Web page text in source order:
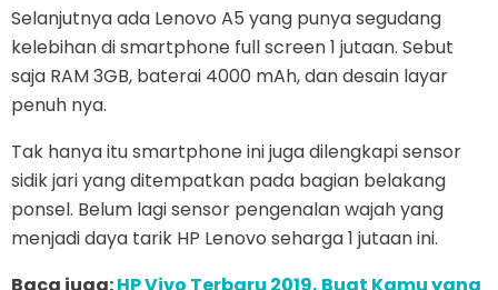
Selanjutnya ada Lenovo A5 yang punya segudang
kelebihan di smartphone full screen 1 jutaan. Sebut
saja RAM 3GB, baterai 4000 mAh, dan desain layar
penuh nya.
Tak hanya itu smartphone ini juga dilengkapi sensor
sidik jari yang ditempatkan pada bagian belakang
ponsel. Belum lagi sensor pengenalan wajah yang
menjadi daya tarik HP Lenovo seharga 1 jutaan ini.
Baca juga:HP Vivo Terbaru 2019, Buat Kamu yang